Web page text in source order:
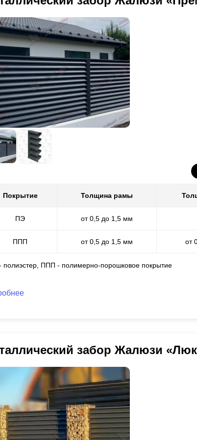
Покрытие Толщина рамы
ПЭ от 0,5 до 1,5 мм
ППП от 0,5 до 1,5 мм от
полиэстер, ППП - полимерно-порошковое покрытие
забор Жалюзи